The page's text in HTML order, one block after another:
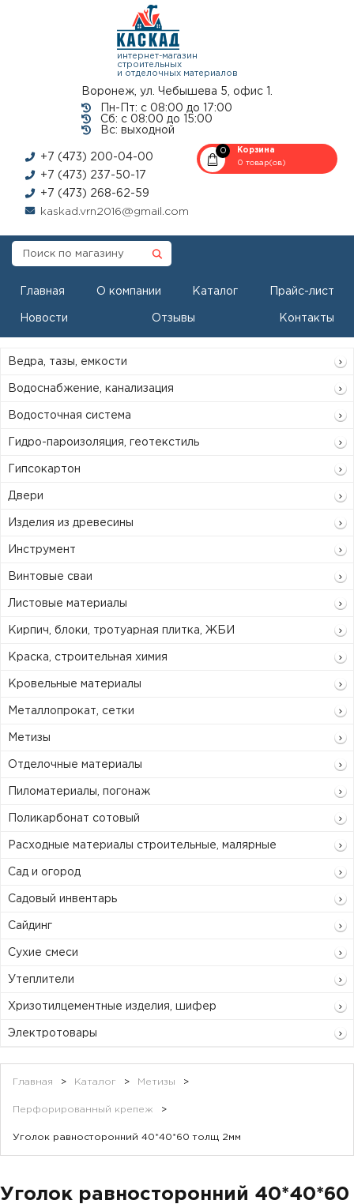
интернет-магазин
строительных
и отделочных материалов
Воронеж, ул. Чебышева 5, офис 1.
Пн-Пт: с 08:00 до 17:00
Сб: с 08:00 до 15:00
Вс: выходной
+7 (473) 200-04-00
+7 (473) 237-50-17
+7 (473) 268-62-59
kaskad.vrn2016@gmail.com
0
Корзина
0 товар(ов)
Главная О компании Каталог Прайс-лист
Новости Отзывы Контакты
Ведра, тазы, емкости
Водоснабжение, канализация
Водосточная система
Гидро-пароизоляция, геотекстиль
Гипсокартон
Двери
Изделия из древесины
Инструмент
Винтовые сваи
Листовые материалы
Кирпич, блоки, тротуарная плитка, ЖБИ
Краска, строительная химия
Кровельные материалы
Металлопрокат, сетки
Метизы
Отделочные материалы
Пиломатериалы, погонаж
Поликарбонат сотовый
Расходные материалы строительные, малярные
Сад и огород
Садовый инвентарь
Сайдинг
Сухие смеси
Утеплители
Хризотилцементные изделия, шифер
Электротовары
Главная > Каталог > Метизы >
Перфорированный крепеж >
Уголок равносторонний 40*40*60 толщ 2мм
Уголок равносторонний 40*40*60